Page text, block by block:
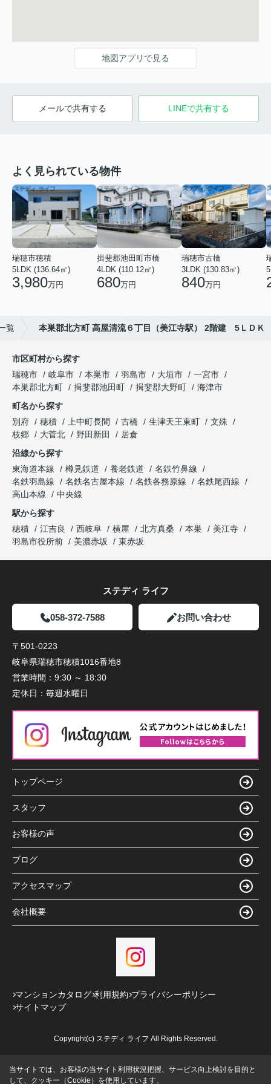
地図アプリで見る
メールで共有する LINEで共有する
よく見られている物件
瑞穂市穂積
5LDK (136.64㎡)
3,980万円
揖斐郡池田町市橋
4LDK (110.12㎡)
680万円
瑞穂市古橋
3LDK (130.83㎡)
840万円
覧 本巣郡北方町 高屋清流６丁目（美江寺駅） 2階建 5ＬＤＫ
市区町村から探す
瑞穂市
岐阜市 本巣市 羽島市 大垣市
一宮市
本巣郡北方町
揖斐郡池田町 揖斐郡大野町
海津市
町名から探す
別府
穂積 上中町長間 古橋 生津天王東町
文殊
枝郷
大菅北 野田新田
居倉
沿線から探す
東海道本線
樽見鉄道 養老鉄道
名鉄竹鼻線
名鉄羽島線
名鉄名古屋本線 名鉄各務原線
名鉄尾西線
高山本線
中央線
駅から探す
穂積
江吉良 西岐阜 横屋 北方真桑 本巣
美江寺
羽島市役所前
美濃赤坂 東赤坂
ステディ ライフ
058-372-7588 お問い合わせ
〒501-0223
岐阜県瑞穂市穂積1016番地8
営業時間： 9:30 ～ 18:30
定休日： 毎週水曜日
トップページ
スタッフ
お客様の声
ブログ
アクセスマップ
会社概要
マンションカタログ 利用規約 プライバシーポリシー
サイトマップ
Copyright(c) ステディ ライフ All Rights Reserved.
当サイトでは、お客様の当サイト利用状況把握、サービス向上検討を目的と
して、クッキー（Cookie）を使用しています。